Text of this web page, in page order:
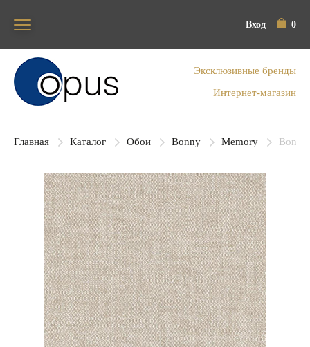
Вход 0
Блок поиска
Эксклюзивные бренды
Интернет-магазин
Главная Каталог Обои Bonny Memory